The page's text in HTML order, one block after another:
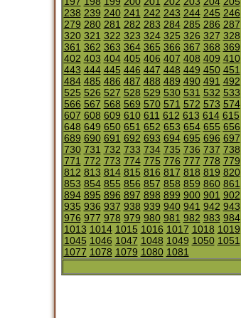
238 239 240 241 242 243 244 245 246
279 280 281 282 283 284 285 286 287
320 321 322 323 324 325 326 327 328
361 362 363 364 365 366 367 368 369
402 403 404 405 406 407 408 409 410
443 444 445 446 447 448 449 450 451
484 485 486 487 488 489 490 491 492
525 526 527 528 529 530 531 532 533
566 567 568 569 570 571 572 573 574
607 608 609 610 611 612 613 614 615
648 649 650 651 652 653 654 655 656
689 690 691 692 693 694 695 696 697
730 731 732 733 734 735 736 737 738
771 772 773 774 775 776 777 778 779
812 813 814 815 816 817 818 819 820
853 854 855 856 857 858 859 860 861
894 895 896 897 898 899 900 901 902
935 936 937 938 939 940 941 942 943
976 977 978 979 980 981 982 983 984
1013 1014 1015 1016 1017 1018 1019
1045 1046 1047 1048 1049 1050 1051
1077 1078 1079 1080 1081